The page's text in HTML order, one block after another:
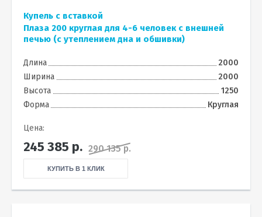
Купель с вставкой
Плаза 200 круглая для 4-6 человек с внешней
печью (с утеплением дна и обшивки)
Длина
2000
Ширина
2000
Высота
1250
Форма
Круглая
Цена:
245 385 р. 290 135 р.
КУПИТЬ В 1 КЛИК